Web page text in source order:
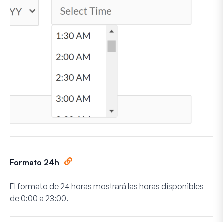
Formato 24h
El formato de 24 horas mostrará las horas disponibles
de 0:00 a 23:00.